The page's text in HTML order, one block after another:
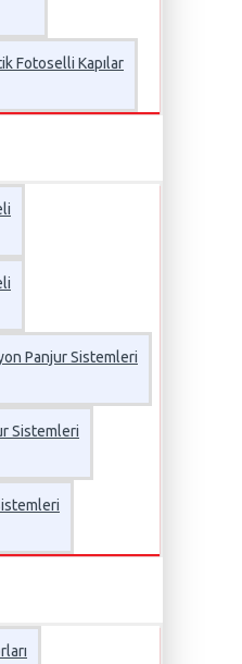
Fotoselli Kapılar
Panjur Sistemleri
Sistemleri